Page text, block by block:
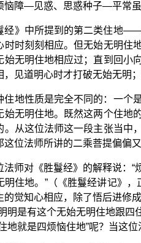
恼障—见惑、思惑种子—平常
经》中所提到的第二类住地
时时刻刻相应。但无始无明住
始无明住地相应过；直到回小
，见道明心时才打破无始无明
住地性质是完全不同的：一个
始无明住地。既然这两个住地
。从这位法师这一段主张当中
这位法师所讲的二乘菩提偏偏
法师对《胜鬘经》的解释说：
明住地。”（《胜鬘经讲记》
的觉知心相应，除了悟后进修
明是有这个无始无明住地跟
地就是四烦恼住地”呢？当这